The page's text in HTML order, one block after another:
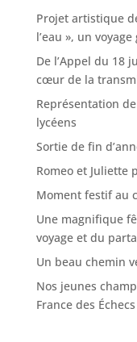
Projet artistique
l’eau », un
De l’Appel du 18
cœur de la
Représentation
lycéens
Sortie de fin
Romeo et Juliette
Moment festif au
Une magnifique
voyage et du
Un beau chemin
Nos jeunes
France des